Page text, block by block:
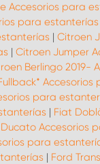
Accesorios para
para estanterías
| Citroen
| Citroen Jumper
Berlingo 2019-
para
| Fiat
Accesorios
para
| Ford